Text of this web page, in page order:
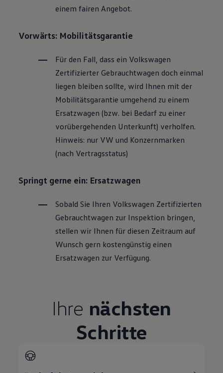
einem fairen Angebot.
Vorwärts: Mobilitätsgarantie
Für den Fall, dass ein Volkswagen
Zertifizierter Gebrauchtwagen doch einmal
liegen bleiben sollte, wird Ihnen mit der
Mobilitätsgarantie umgehend zu einem
Ersatzwagen (bzw. bei Bedarf zu einer
vorübergehenden Unterkunft) verholfen.
Hinweis: nur VW und Konzernmarken
(nach Vertragsstatus)
Springt gerne ein: Ersatzwagen
Sobald Sie Ihren Volkswagen Zertifizierten
Gebrauchtwagen zur Inspektion bringen,
stellen wir Ihnen für diesen Zeitraum auf
Wunsch gern kostengünstig einen
Ersatzwagen zur Verfügung.
Ihre nächsten
Schritte